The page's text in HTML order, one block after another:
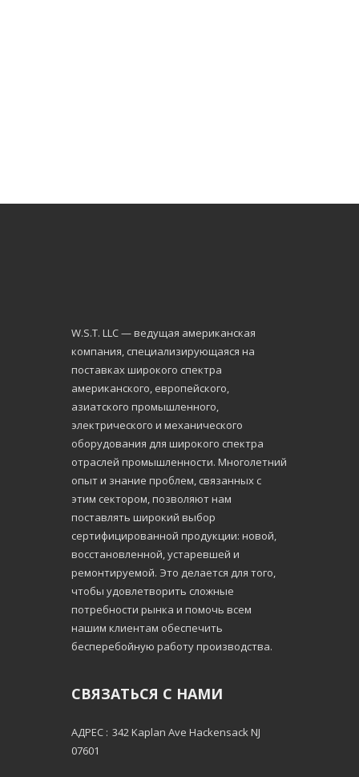
W.S.Т. LLC — ведущая американская
компания, специализирующаяся на
поставках широкого спектра
американского, европейского,
азиатского промышленного,
электрического и механического
оборудования для широкого спектра
отраслей промышленности. Многолетний
опыт и знание проблем, связанных с
этим сектором, позволяют нам
поставлять широкий выбор
сертифицированной продукции: новой,
восстановленной, устаревшей и
ремонтируемой. Это делается для того,
чтобы удовлетворить сложные
потребности рынка и помочь всем
нашим клиентам обеспечить
бесперебойную работу производства.
СВЯЗАТЬСЯ С НАМИ
АДРЕС : 342 Kaplan Ave Hackensack NJ
07601